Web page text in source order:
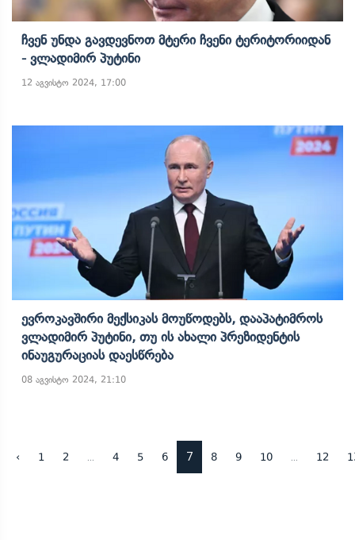
Ჩვენ Უნდა Გავდევნოთ Მტერი Ჩვენი Ტერიტორიიდან
- Ვლადიმირ Პუტინი
12 აგვისტო 2024, 17:00
Ევროკავშირი Მექსიკას Მოუწოდებს, Დააპატიმროს
Ვლადიმირ Პუტინი, Თუ Ის Ახალი Პრეზიდენტის
Ინაუგურაციას Დაესწრება
08 აგვისტო 2024, 21:10
‹ 1 2 4 5 6 7 8 9 10 12